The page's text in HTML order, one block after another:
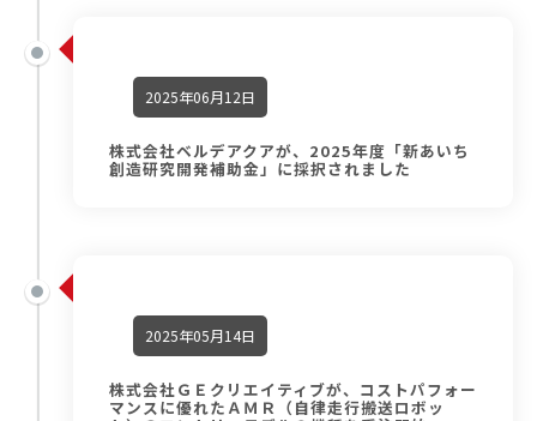
2025年06月12日
株式会社ベルデアクアが、2025年度「新あいち
創造研究開発補助金」に採択されました
2025年05月14日
株式会社ＧＥクリエイティブが、コストパフォー
マンスに優れたＡＭＲ（自律走行搬送ロボッ